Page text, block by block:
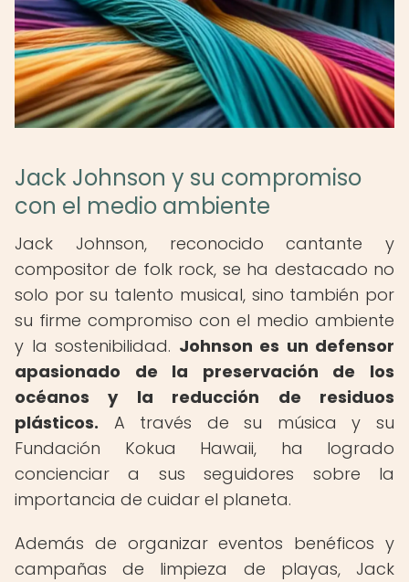
Jack Johnson y su compromiso
con el medio ambiente
Jack Johnson, reconocido cantante y
compositor de folk rock, se ha destacado no
solo por su talento musical, sino también por
su firme compromiso con el medio ambiente
y la sostenibilidad. Johnson es un defensor
apasionado de la preservación de los
océanos y la reducción de residuos
plásticos. A través de su música y su
Fundación Kokua Hawaii, ha logrado
concienciar a sus seguidores sobre la
importancia de cuidar el planeta.
Además de organizar eventos benéficos y
campañas de limpieza de playas, Jack